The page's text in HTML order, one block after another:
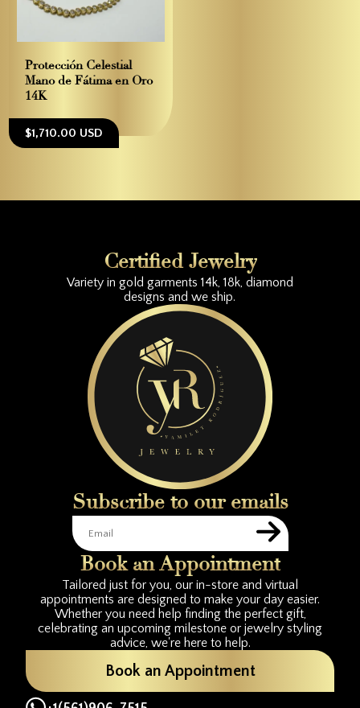
Protección Celestial –
Mano de Fátima en Oro
14K
$1,710.00 USD
Certified Jewelry
Variety in gold garments 14k, 18k, diamond
designs and we ship.
Subscribe to our emails
Book an Appointment
Tailored just for you, our in-store and virtual
appointments are designed to make your day easier.
Whether you need help finding the perfect gift,
celebrating an upcoming milestone or jewelry styling
advice, we're here to help.
Book an Appointment